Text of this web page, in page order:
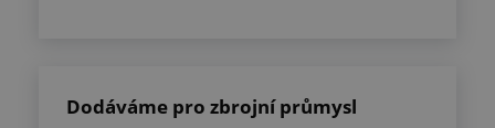
Dodáváme pro zbrojní průmysl